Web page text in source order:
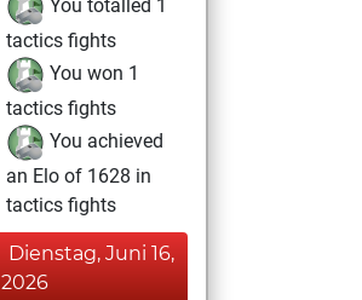
You totalled 1
tactics fights
You won 1
tactics fights
You achieved
an Elo of 1628 in
tactics fights
Dienstag, Juni 16,
2026